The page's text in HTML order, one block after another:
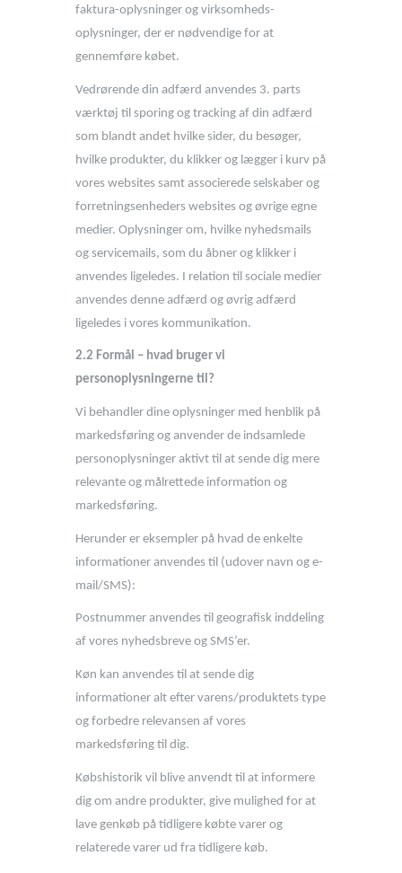
faktura-oplysninger og virksomheds-
oplysninger, der er nødvendige for at
gennemføre købet.
Vedrørende din adfærd anvendes 3. parts
værktøj til sporing og tracking af din adfærd
som blandt andet hvilke sider, du besøger,
hvilke produkter, du klikker og lægger i kurv på
vores websites samt associerede selskaber og
forretningsenheders websites og øvrige egne
medier. Oplysninger om, hvilke nyhedsmails
og servicemails, som du åbner og klikker i
anvendes ligeledes. I relation til sociale medier
anvendes denne adfærd og øvrig adfærd
ligeledes i vores kommunikation.
2.2 Formål – hvad bruger vi
personoplysningerne til?
Vi behandler dine oplysninger med henblik på
markedsføring og anvender de indsamlede
personoplysninger aktivt til at sende dig mere
relevante og målrettede information og
markedsføring.
Herunder er eksempler på hvad de enkelte
informationer anvendes til (udover navn og e-
mail/SMS):
Postnummer anvendes til geografisk inddeling
af vores nyhedsbreve og SMS’er.
Køn kan anvendes til at sende dig
informationer alt efter varens/produktets type
og forbedre relevansen af vores
markedsføring til dig.
Købshistorik vil blive anvendt til at informere
dig om andre produkter, give mulighed for at
lave genkøb på tidligere købte varer og
relaterede varer ud fra tidligere køb.